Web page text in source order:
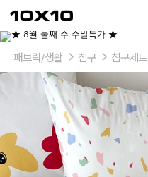
텐
바
텐
패브릭/생활 침구 침구세트